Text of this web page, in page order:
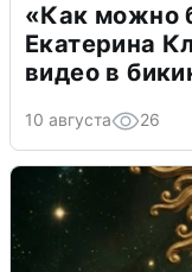
«Как можно
Екатерина
видео в
10 августа 26